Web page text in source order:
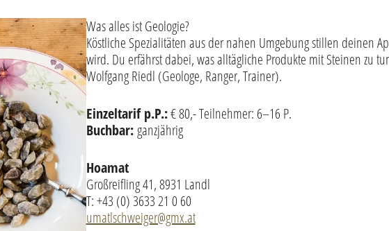
Was alles ist Geologie?
Köstliche Spezialitäten aus der nahen Umgebung stillen deinen
wird. Du erfährst dabei, was alltägliche Produkte mit Steinen zu
Wolfgang Riedl (Geologe, Ranger, Trainer).
Einzeltarif p.P.:€ 80,- Teilnehmer: 6–16 P.
Buchbar: ganzjährig
Hoamat
Großreifling 41, 8931 Landl
T: +43 (0) 3633 21 0 60
umatlschweiger@gmx.at